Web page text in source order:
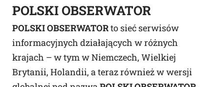
POLSKI OBSERWATOR
POLSKI OBSERWATORto sieć serwisów
informacyjnych działających w różnych
krajach – w tym w Niemczech, Wielkiej
Brytanii, Holandii, a teraz również w wersji